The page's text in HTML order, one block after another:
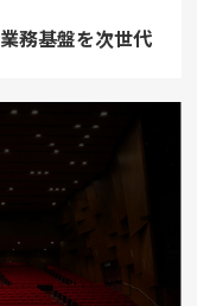
務基盤を次世代